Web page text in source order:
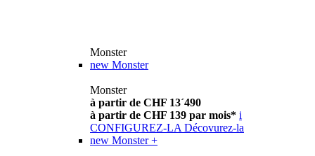
Monster
new Monster
Monster
à partir de CHF 13´490
à partir de CHF 139 par mois* i
CONFIGUREZ-LA Décovurez-la
new Monster +